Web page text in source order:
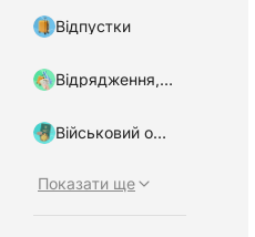
Відпустки
Відрядження, підзвітні кошти
Військовий облік, бронювання
Показати ще